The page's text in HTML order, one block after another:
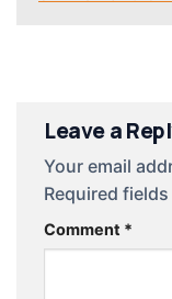
Leave a
Your email
Required
Comment *